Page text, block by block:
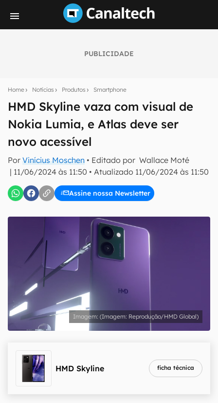
PUBLICIDADE
Home Notícias Produtos Smartphone
HMD Skyline vaza com visual de
Nokia Lumia, e Atlas deve ser
novo acessível
Por Vinícius Moschen • Editado por Wallace Moté
| 11/06/2024 às 11:50 • Atualizado 11/06/2024 às 11:50
Assine nossa Newsletter
notícias e reviews sobre tecnologia em primeira
mão.
E-mail
inscreva-se
Confirmo que li, aceito e concordo com os Termos de
Uso e Política de Privacidade do Canaltech.
(Imagem: Reprodução/HMD Global)
HMD Skyline ficha técnica